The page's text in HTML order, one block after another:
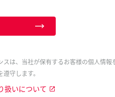
スは、当社が保有するお客様の個人情
守します。
扱いについて